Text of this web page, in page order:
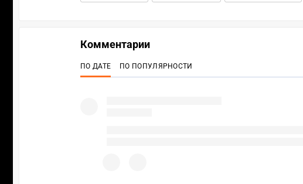
Комментарии
ПО ДАТЕ ПО ПОПУЛЯРНОСТИ